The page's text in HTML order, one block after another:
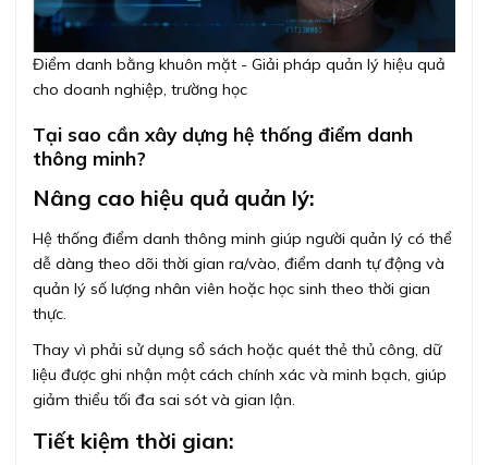
Điểm danh bằng khuôn mặt - Giải pháp quản lý hiệu quả
cho doanh nghiệp, trường học
Tại sao cần xây dựng hệ thống điểm danh
thông minh?
Nâng cao hiệu quả quản lý:
Hệ thống điểm danh thông minh giúp người quản lý có thể
dễ dàng theo dõi thời gian ra/vào, điểm danh tự động và
quản lý số lượng nhân viên hoặc học sinh theo thời gian
thực.
Thay vì phải sử dụng sổ sách hoặc quét thẻ thủ công, dữ
liệu được ghi nhận một cách chính xác và minh bạch, giúp
giảm thiểu tối đa sai sót và gian lận.
Tiết kiệm thời gian: